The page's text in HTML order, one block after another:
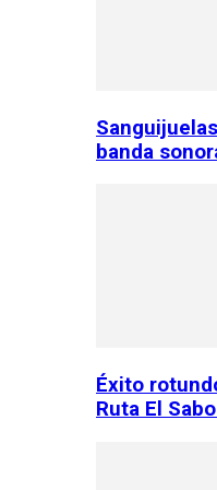
banda
Éxito
Ruta El